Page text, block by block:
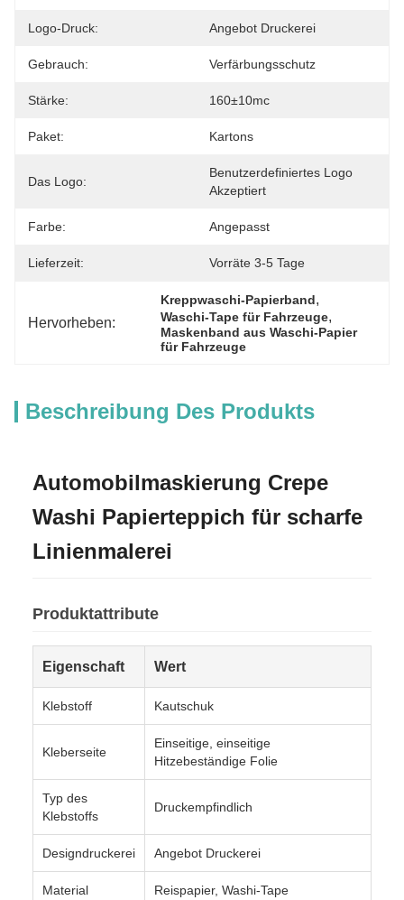
Logo-Druck: Angebot Druckerei
Gebrauch: Verfärbungsschutz
Stärke: 160±10mc
Paket: Kartons
Das Logo:
Benutzerdefiniertes Logo
Akzeptiert
Farbe: Angepasst
Lieferzeit: Vorräte 3-5 Tage
Hervorheben:
Kreppwaschi-Papierband,
Waschi-Tape für Fahrzeuge,
Maskenband aus Waschi-Papier
für Fahrzeuge
Beschreibung Des Produkts
Automobilmaskierung Crepe
Washi Papierteppich für scharfe
Linienmalerei
Produktattribute
Eigenschaft Wert
Klebstoff Kautschuk
Kleberseite
Einseitige, einseitige
Hitzebeständige Folie
Typ des
Klebstoffs
Druckempfindlich
Designdruckerei Angebot Druckerei
Material Reispapier, Washi-Tape